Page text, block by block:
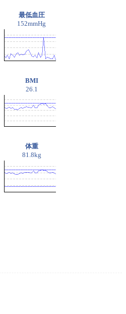
最低血圧
152mmHg
BMI
26.1
体重
81.8kg